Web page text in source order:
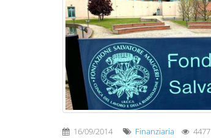
16/09/2014 Finanziaria 4477